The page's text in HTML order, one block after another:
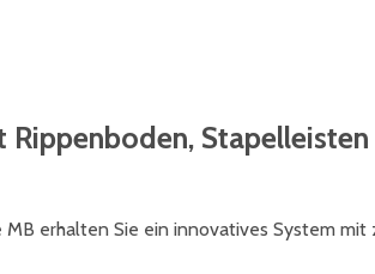
erhalten Sie ein innovatives System mit